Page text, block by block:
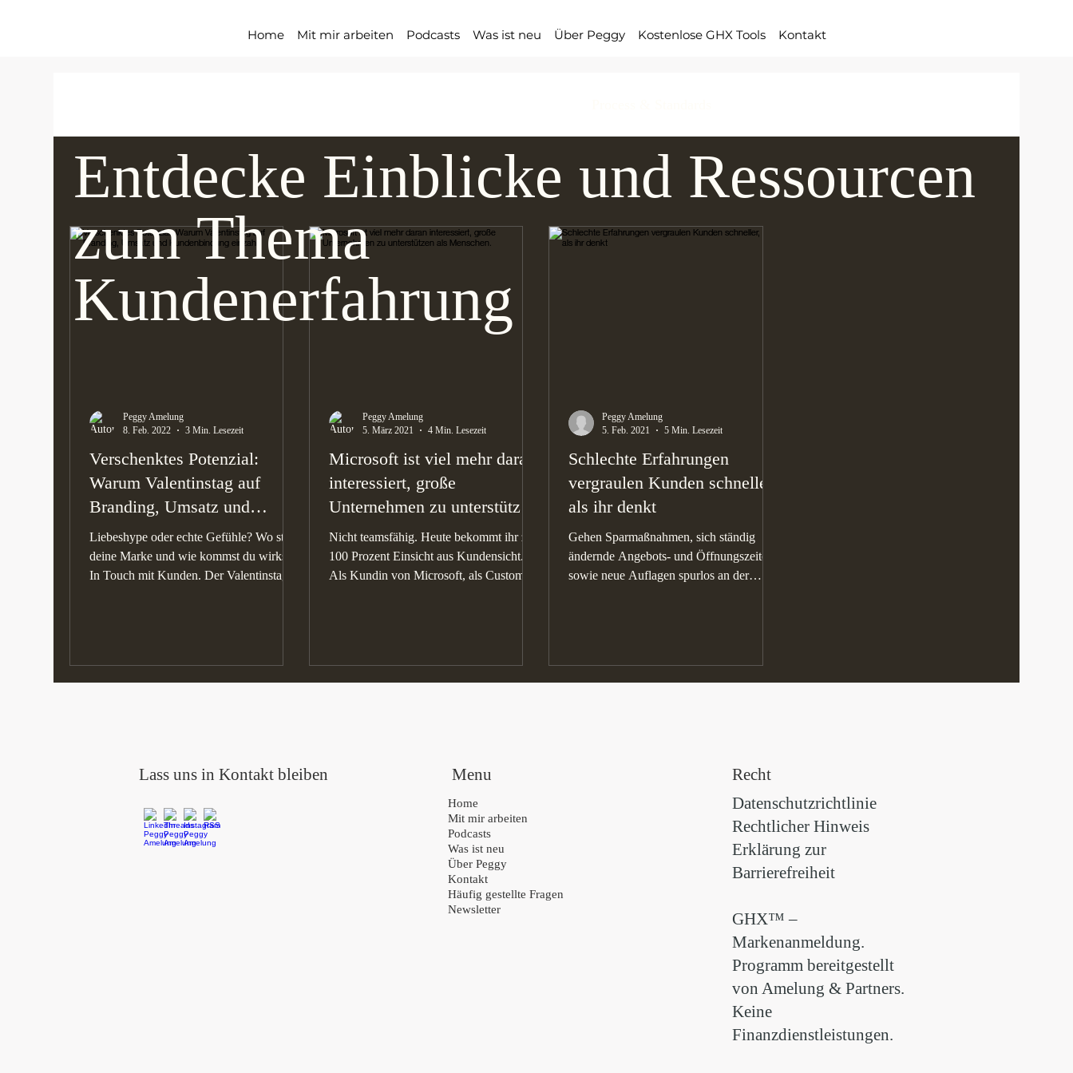
Home Mit mir arbeiten Podcasts Was ist neu Über Peggy Kostenlose GHX Tools Kontakt
Customer Communication
Verschenktes Potenzial:
Warum Valentinstag auf
Branding, Umsatz und
Kundenbindung einzahlt
Liebeshype oder echte Gefühle? Wo steht
deine Marke und wie kommst du wirksam
In Touch mit Kunden. Der Valentinstag
Peggy Amelung
8. Feb. 2022
3 Min. Lesezeit
Microsoft ist viel mehr daran
interessiert, große
Unternehmen zu unterstützen
als Menschen.
Nicht teamsfähig. Heute bekommt ihr zu
100 Prozent Einsicht aus Kundensicht.
Als Kundin von Microsoft, als Customer-
Peggy Amelung
5. März 2021
4 Min. Lesezeit
Schlechte Erfahrungen
vergraulen Kunden schneller,
als ihr denkt
Gehen Sparmaßnahmen, sich ständig
ändernde Angebots- und Öffnungszeiten
sowie neue Auflagen spurlos an der
Peggy Amelung
5. Feb. 2021
5 Min. Lesezeit
Entdecke Einblicke und Ressourcen
zum Thema
Kundenerfahrung
Lass uns in Kontakt bleiben Menu
Home
Mit mir arbeiten
Podcasts
Was ist neu
Über Peggy
Kontakt
Häufig gestellte Fragen
Newsletter
Recht
Datenschutzrichtlinie
Rechtlicher Hinweis
Erklärung zur
Barrierefreiheit
GHX™ –
Markenanmeldung.
Programm bereitgestellt
von Amelung & Partners.
Keine
Finanzdienstleistungen.